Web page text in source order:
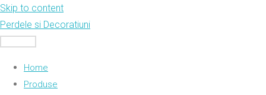
Skip to content
Perdele si Decoratiuni
Home
Produse